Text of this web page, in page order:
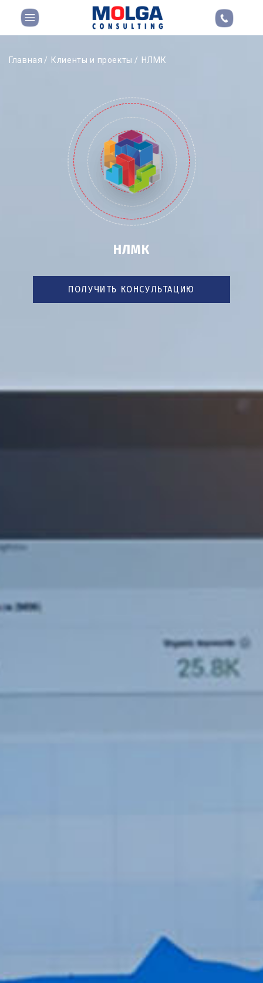
Главная Клиенты и проекты НЛМК
НЛМК
ПОЛУЧИТЬ КОНСУЛЬТАЦИЮ